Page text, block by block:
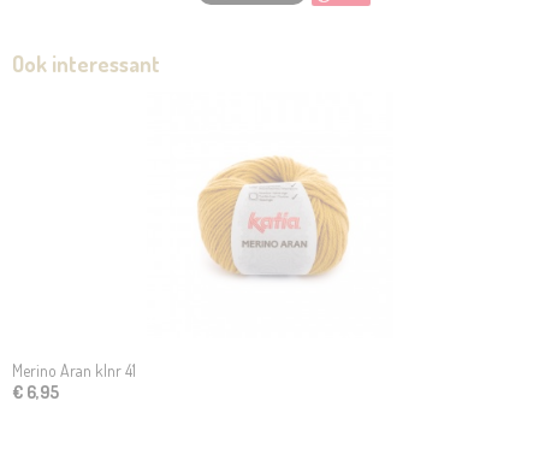
Ook interessant
Merino Aran klnr 41
€ 6,95